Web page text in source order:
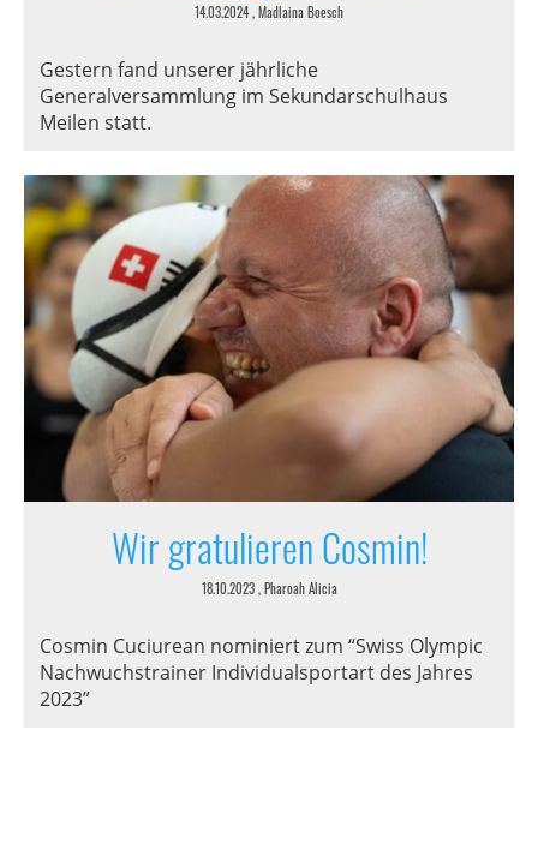
14.03.2024, Madlaina Boesch
Gestern fand unserer jährliche
Generalversammlung im Sekundarschulhaus
Meilen statt.
Wir gratulieren Cosmin!
18.10.2023, Pharoah Alicia
Cosmin Cuciurean nominiert zum “Swiss Olympic
Nachwuchstrainer Individualsportart des Jahres
2023”